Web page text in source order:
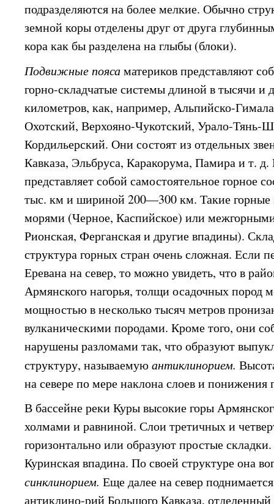
подразделяются на более мелкие. Обычно
земной коры отделены друг от друга
кора как бы разделена на глыбы (блоки).
Подвижные поясаматериков представляют
горно-складчатые системы длиной в тысячи и
километров, как, например, Альпийско-
Охотский, Верхояно-Чукотский, Урало-Тянь-
Кордильерский. Они состоят из отдельных
Кавказа, Эльбруса, Каракорума, Памира и т. д.
представляет собой самостоятельное горное
тыс. км и шириной 200—300 км. Такие горные
морями (Черное, Каспийское) или
Рионская, Ферганская и другие впадины).
структура горных стран очень сложная. Если
Еревана на север, то можно увидеть, что в
Армянского нагорья, толщи осадочных пород
мощностью в несколько тысяч метров
вулканическими породами. Кроме того, они
нарушены разломами так, что образуют
структуру, называемуюантиклинорием.
на севере по мере наклона слоев и понижения
В бассейне реки Куры высокие горы
холмами и равниной. Слои третичных и
горизонтально или образуют простые складки.
Куринская впадина. По своей структуре она
синклинорием.Еще далее на север
антиклино-рий Большого Кавказа,